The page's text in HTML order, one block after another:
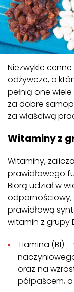
Niezwykle
odżywcze, o
pełnią one
za dobre
za właściwą
Witaminy z
Witaminy,
prawidłowego
Biorą udział w
odpornościowy,
prawidłową
witamin z grupy
Tiamina (B1)
oraz na
półpaścem,